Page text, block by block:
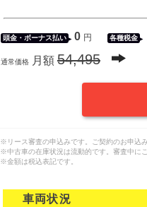
頭金・ボーナス払い 0 円 各種税金
通常価格 月額 54,495
※リース審査の申込みです。ご契約のお申込
※中古車の在庫状況は流動的です。審査中に
※金額は税込表記です。
車両状況